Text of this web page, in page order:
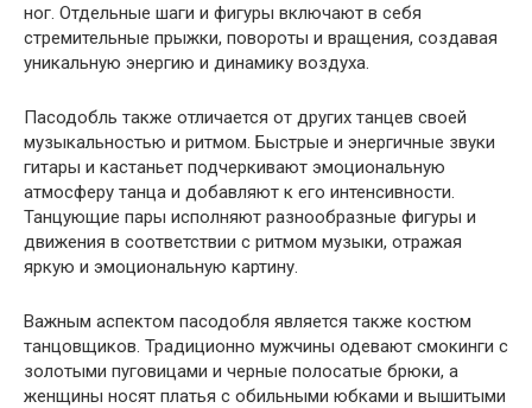
ног. Отдельные шаги и фигуры включают в себя
стремительные прыжки, повороты и вращения, создавая
уникальную энергию и динамику воздуха.
Пасодобль также отличается от других танцев своей
музыкальностью и ритмом. Быстрые и энергичные звуки
гитары и кастаньет подчеркивают эмоциональную
атмосферу танца и добавляют к его интенсивности.
Танцующие пары исполняют разнообразные фигуры и
движения в соответствии с ритмом музыки, отражая
яркую и эмоциональную картину.
Важным аспектом пасодобля является также костюм
танцовщиков. Традиционно мужчины одевают смокинги с
золотыми пуговицами и черные полосатые брюки, а
женщины носят платья с обильными юбками и вышитыми